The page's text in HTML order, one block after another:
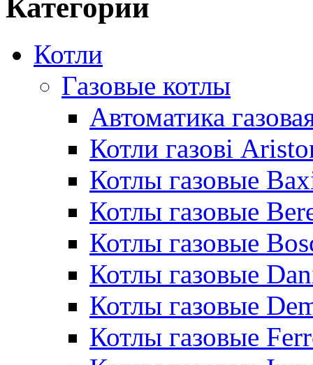
Категории
Котли
Газовые котлы
Автоматика
Котли газові
Котлы газовые
Котлы газовые
Котлы газовые
Котлы газовые
Котлы газовые
Котлы газовые